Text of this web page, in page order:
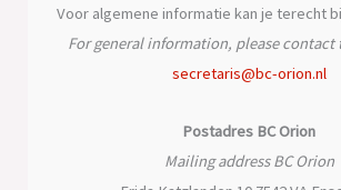
Voor algemene informatie kan je terecht
For general information, please contact
secretaris@bc-orion.nl
Postadres BC Orion
Mailing address BC Orion